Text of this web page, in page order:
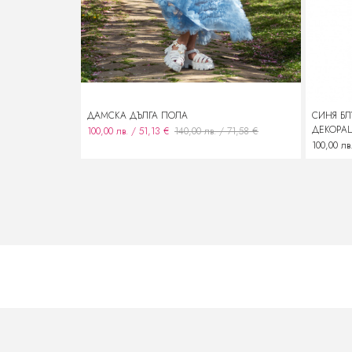
ДАМСКА ДЪЛГА ПОЛА
100,00 лв. / 51,13 € 140,00 лв. / 71,58 €
СИНЯ
100,00